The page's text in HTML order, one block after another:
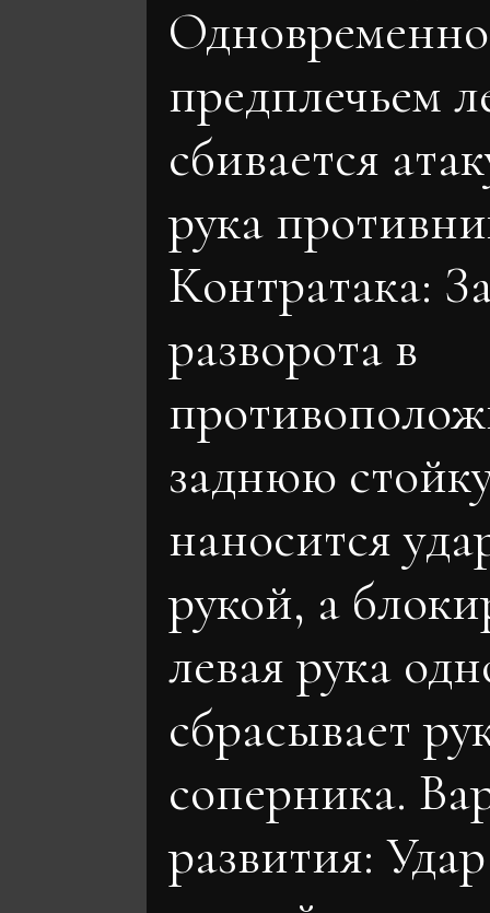
Одновременно
предплечьем
сбивается
рука
Контратака:
разворота в
заднюю
наносится
рукой, а
левая рука
сбрасывает
соперника.
развития: